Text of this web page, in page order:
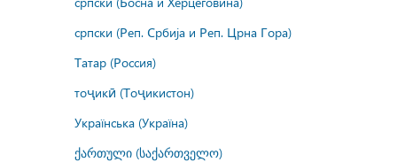
српски (Реп. Србија и Реп. Црна Гора)
Татар (Россия)
тоҷикӣ (Тоҷикистон)
Українська (Україна)
ქართული (საქართველო)